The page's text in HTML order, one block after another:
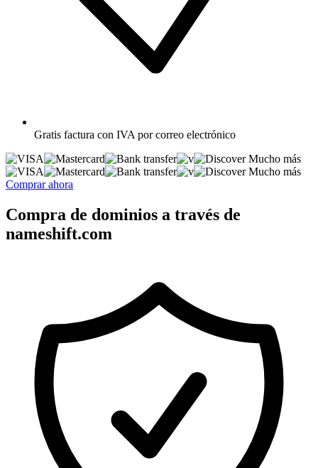
Gratis factura con IVA por correo electrónico
Mucho más
Mucho más
Comprar ahora
Compra de dominios a través de
nameshift.com